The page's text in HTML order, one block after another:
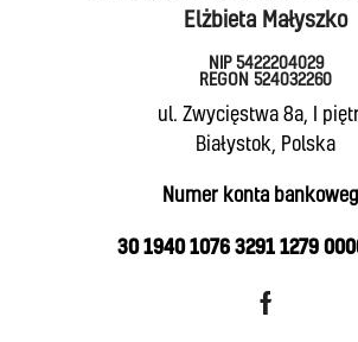
Elżbieta Małyszko
NIP 5422204029
REGON 524032260
ul. Zwycięstwa 8a, I
Białystok, Polska
Numer konta
30 1940 1076 3291 1279